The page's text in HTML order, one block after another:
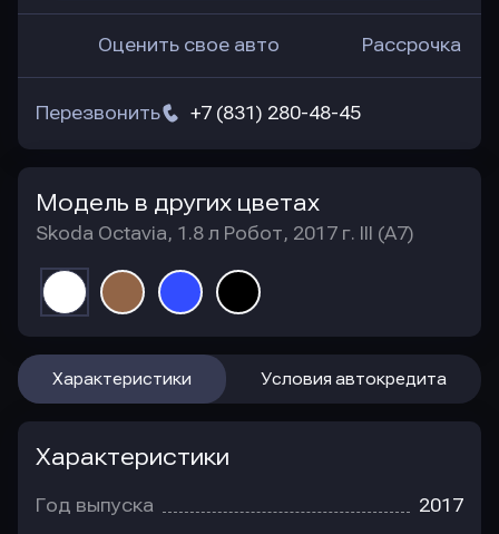
Оценить свое авто Рассрочка
+7 (831) 280-48-45
Перезвонить
Модель в других цветах
Skoda Octavia, 1.8 л Робот, 2017 г. III (A7)
Характеристики Условия автокредита
Характеристики
Год выпуска 2017